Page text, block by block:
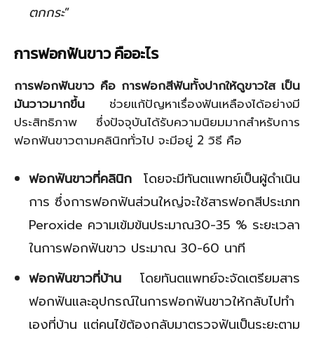
ตกกระ”
การฟอกฟันขาว คืออะไร
การฟอกฟันขาว คือ การฟอกสีฟันทั้งปากให้ดูขาวใส เป็น
มันวาวมากขึ้น ช่วยแก้ปัญหาเรื่องฟันเหลืองได้อย่างมี
ประสิทธิภาพ ซึ่งปัจจุบันได้รับความนิยมมากสำหรับการ
ฟอกฟันขาวตามคลินิกทั่วไป จะมีอยู่ 2 วิธี คือ
ฟอกฟันขาวที่คลินิก โดยจะมีทันตแพทย์เป็นผู้ดำเนิน
การ ซึ่งการฟอกฟันส่วนใหญ่จะใช้สารฟอกสีประเภท
Peroxide ความเข้มข้นประมาณ30-35 % ระยะเวลา
ในการฟอกฟันขาว ประมาณ 30-60 นาที
ฟอกฟันขาวที่บ้าน โดยทันตแพทย์จะจัดเตรียมสาร
ฟอกฟันและอุปกรณ์ในการฟอกฟันขาวให้กลับไปทำ
เองที่บ้าน แต่คนไข้ต้องกลับมาตรวจฟันเป็นระยะตาม